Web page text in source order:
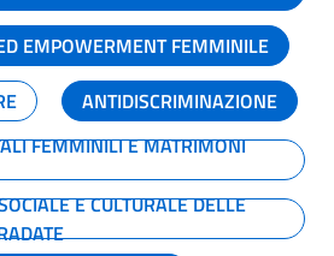
EMPOWERMENT FEMMINILE
ANTIDISCRIMINAZIONE
FEMMINILI E MATRIMONI
E CULTURALE DELLE